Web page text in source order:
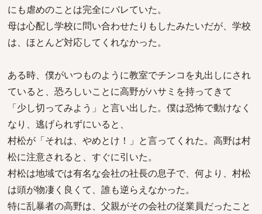
にも虐めのことは完全にバレていた。
母は心配し学校に問い合わせたりもしたみたいだが、学校
は、ほとんど対応してくれなかった。
ある時、僕がいつものように教室でチンコを丸出しにされ
ていると、恐ろしいことに高野がハサミを持ってきて
「少し切ってみよう」と言い出した。僕は恐怖で動けなく
なり、逃げられずにいると、
村松が「それは、やめとけ！」と言ってくれた。高野は村
松に注意されると、すぐに引いた。
村松は地域では有名な会社の社長の息子で、何より、村松
は頭が物凄く良くて、誰も逆らえなかった。
特に乱暴者の高野は、父親がその会社の従業員だったこと